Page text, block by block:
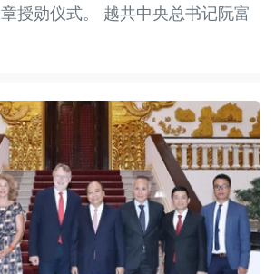
授勋仪式。 越共中央总书记阮富